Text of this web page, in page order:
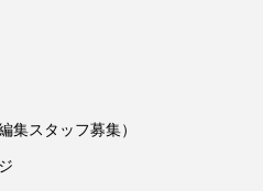
集スタッフ募集）